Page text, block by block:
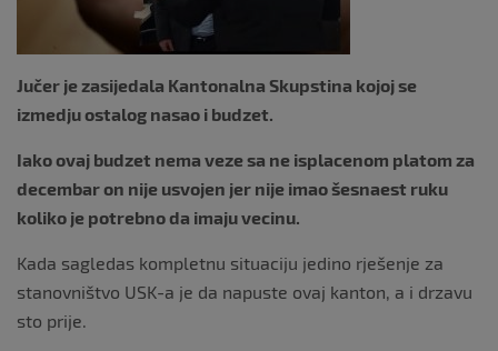
Jučer je zasijedala Kantonalna Skupstina kojoj se
izmedju ostalog nasao i budzet.
Iako ovaj budzet nema veze sa ne isplacenom platom za
decembar on nije usvojen jer nije imao šesnaest ruku
koliko je potrebno da imaju vecinu.
Kada sagledas kompletnu situaciju jedino rješenje za
stanovništvo USK-a je da napuste ovaj kanton, a i drzavu
sto prije.